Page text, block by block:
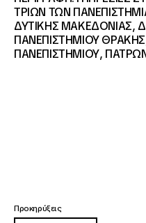
ΤΡΙΩΝ ΤΩΝ
ΔΥΤΙΚΗΣ ΜΑΚΕΔΟΝΙΑΣ,
ΠΑΝΕΠΙΣΤΗΜΙΟΥ
ΠΑΝΕΠΙΣΤΗΜΙΟΥ,
Προκηρύξεις